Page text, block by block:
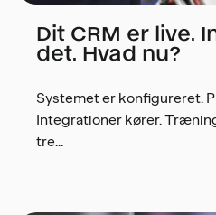
Dit CRM er live.
det. Hvad nu?
Systemet er konfigureret.
Integrationer kører.
tre...